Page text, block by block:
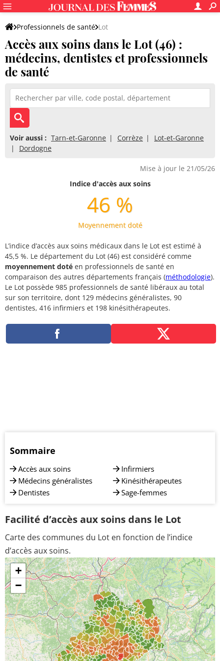
Professionnels de santé Lot
Accès aux soins dans le Lot (46) :
médecins, dentistes et professionnels
de santé
Voir aussi : Tarn-et-Garonne Corrèze
Lot-et-Garonne
Dordogne
Mise à jour le 21/05/26
Indice d'accès aux soins
46 %
Moyennement doté
L’indice d’accès aux soins médicaux dans le Lot est estimé à
45,5 %. Le département du Lot (46) est considéré comme
moyennement doté en professionnels de santé en
comparaison des autres départements français (méthodologie).
Le Lot possède 985 professionnels de santé libéraux au total
sur son territoire, dont 129 médecins généralistes, 90
dentistes, 416 infirmiers et 198 kinésithérapeutes.
Sommaire
Accès aux soins
Médecins généralistes
Dentistes
Infirmiers
Kinésithérapeutes
Sage-femmes
Facilité d’accès aux soins dans le Lot
Carte des communes du Lot en fonction de l’indice
d’accès aux soins.
+
−